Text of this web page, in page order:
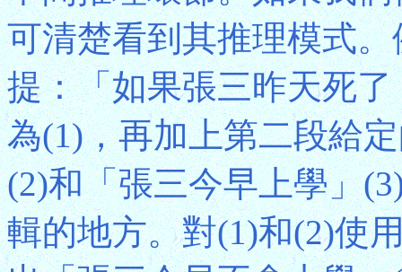
可清楚看到其推理模式
提：「如果張三昨天死
為(1)，再加上第二段給
(2)和「張三今早上學」
輯的地方。對(1)和(2)使